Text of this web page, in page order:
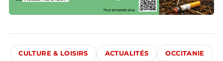
CULTURE & LOISIRS ACTUALITÉS OCCITANIE